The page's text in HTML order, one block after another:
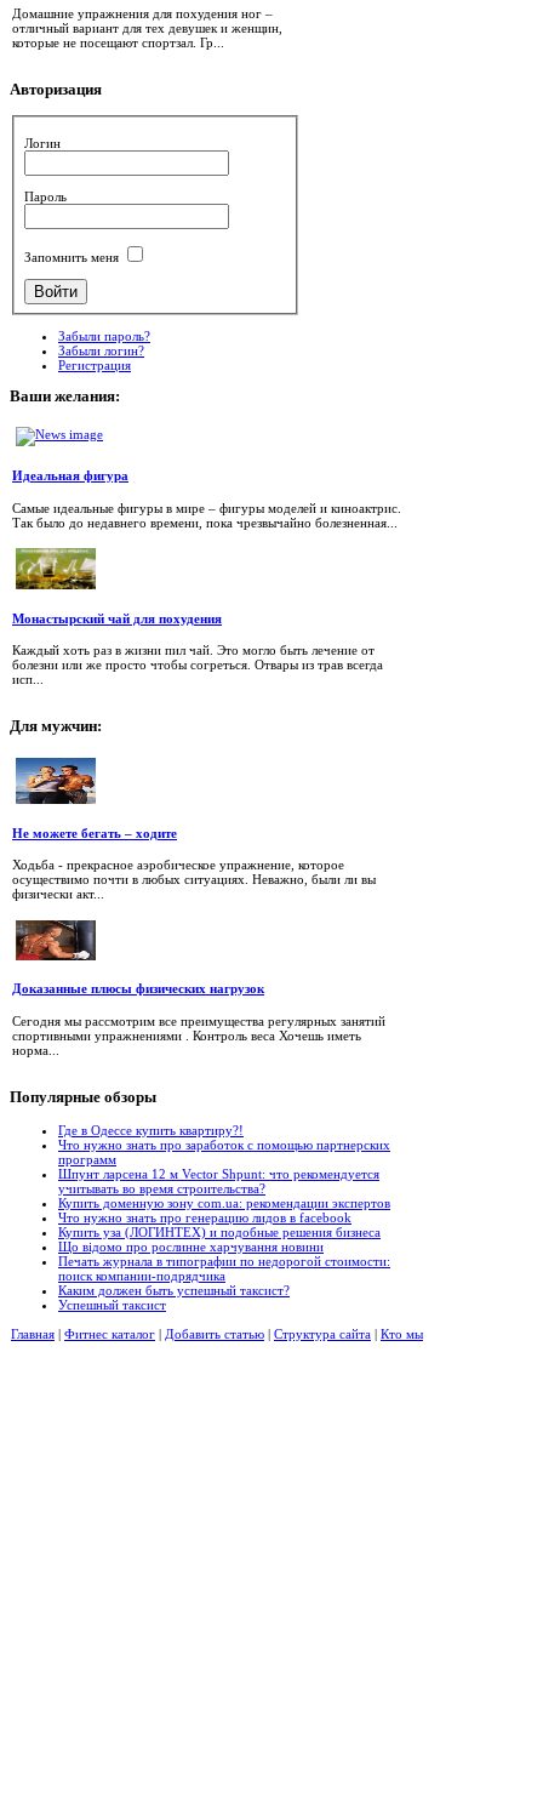
Домашние упражнения для похудения ног –
отличный вариант для тех девушек и женщин,
которые не посещают спортзал. Гр...
Авторизация
Логин
Пароль
Запомнить меня
Забыли пароль?
Забыли логин?
Регистрация
Ваши желания:
Идеальная фигура
Самые идеальные фигуры в мире – фигуры моделей и киноактрис.
Так было до недавнего времени, пока чрезвычайно болезненная...
Монастырский чай для похудения
Каждый хоть раз в жизни пил чай. Это могло быть лечение от
болезни или же просто чтобы согреться. Отвары из трав всегда
исп...
Для мужчин:
Не можете бегать – ходите
Ходьба - прекрасное аэробическое упражнение, которое
осуществимо почти в любых ситуациях. Неважно, были ли вы
физически акт...
Доказанные плюсы физических нагрузок
Сегодня мы рассмотрим все преимущества регулярных занятий
спортивными упражнениями . Контроль веса Хочешь иметь
норма...
Популярные обзоры
Где в Одессе купить квартиру?!
Что нужно знать про заработок с помощью партнерских
программ
Шпунт ларсена 12 м Vector Shpunt: что рекомендуется
учитывать во время строительства?
Купить доменную зону com.ua: рекомендации экспертов
Что нужно знать про генерацию лидов в facebook
Купить уза (ЛОГИНТЕХ) и подобные решения бизнеса
Що відомо про рослинне харчування новини
Печать журнала в типографии по недорогой стоимости:
поиск компании-подрядчика
Каким должен быть успешный таксист?
Успешный таксист
Главная | Фитнес каталог | Добавить статью | Структура сайта | Кто мы